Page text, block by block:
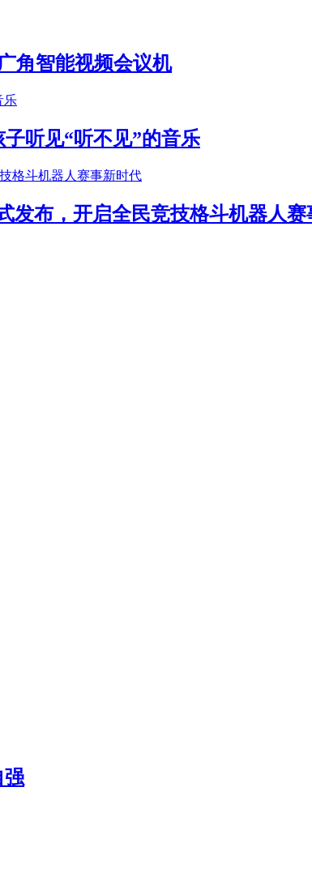
角智能视频会议机
听见“听不见”的音乐
布，开启全民竞技格斗机器人赛
强